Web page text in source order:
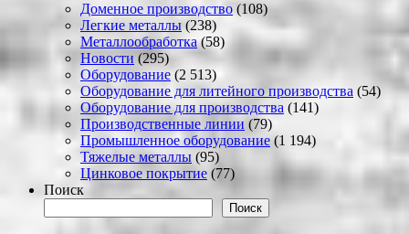
Доменное производство (108)
Легкие металлы (238)
Металлообработка(58)
Новости (295)
Оборудование (2 513)
Оборудование для литейного производства (54)
Оборудование для производства (141)
Производственные линии (79)
Промышленное оборудование (1 194)
Тяжелые металлы (95)
Цинковое покрытие (77)
Поиск
Поиск